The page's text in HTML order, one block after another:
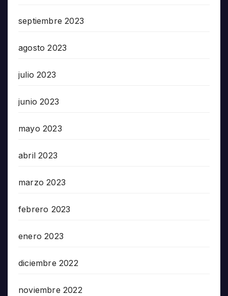
septiembre 2023
agosto 2023
julio 2023
junio 2023
mayo 2023
abril 2023
marzo 2023
febrero 2023
enero 2023
diciembre 2022
noviembre 2022